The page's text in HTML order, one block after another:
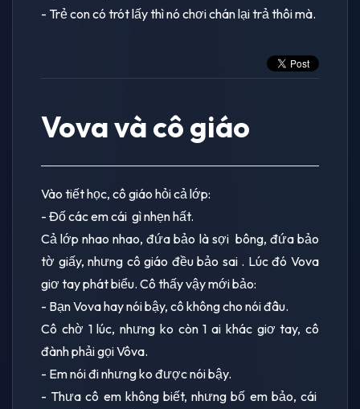
- Trẻ con có trót lấy thì nó chơi chán lại trả thôi mà.
Vova và cô giáo
Vào tiết học, cô giáo hỏi cả lớp:
- Đố các em cái gì nhẹn hất.
Cả lớp nhao nhao, đứa bảo là sợi bông, đứa bảo
tờ giấy, nhưng cô giáo đều bảo sai . Lúc đó Vova
giơ tay phát biểu. Cô thấy vậy mới bảo:
- Bạn Vova hay nói bậy, cô không cho nói đâu.
Cô chờ 1 lúc, nhưng ko còn 1 ai khác giơ tay, cô
đành phải gọi Vôva.
- Em nói đi nhưng ko được nói bậy.
- Thưa cô em không biết, nhưng bố em bảo, cái